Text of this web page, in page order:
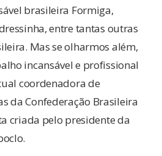
brasileira Formiga,
entre tantas outras
Mas se olharmos além,
incansável e profissional
coordenadora de
da Confederação Brasileira
criada pelo presidente da